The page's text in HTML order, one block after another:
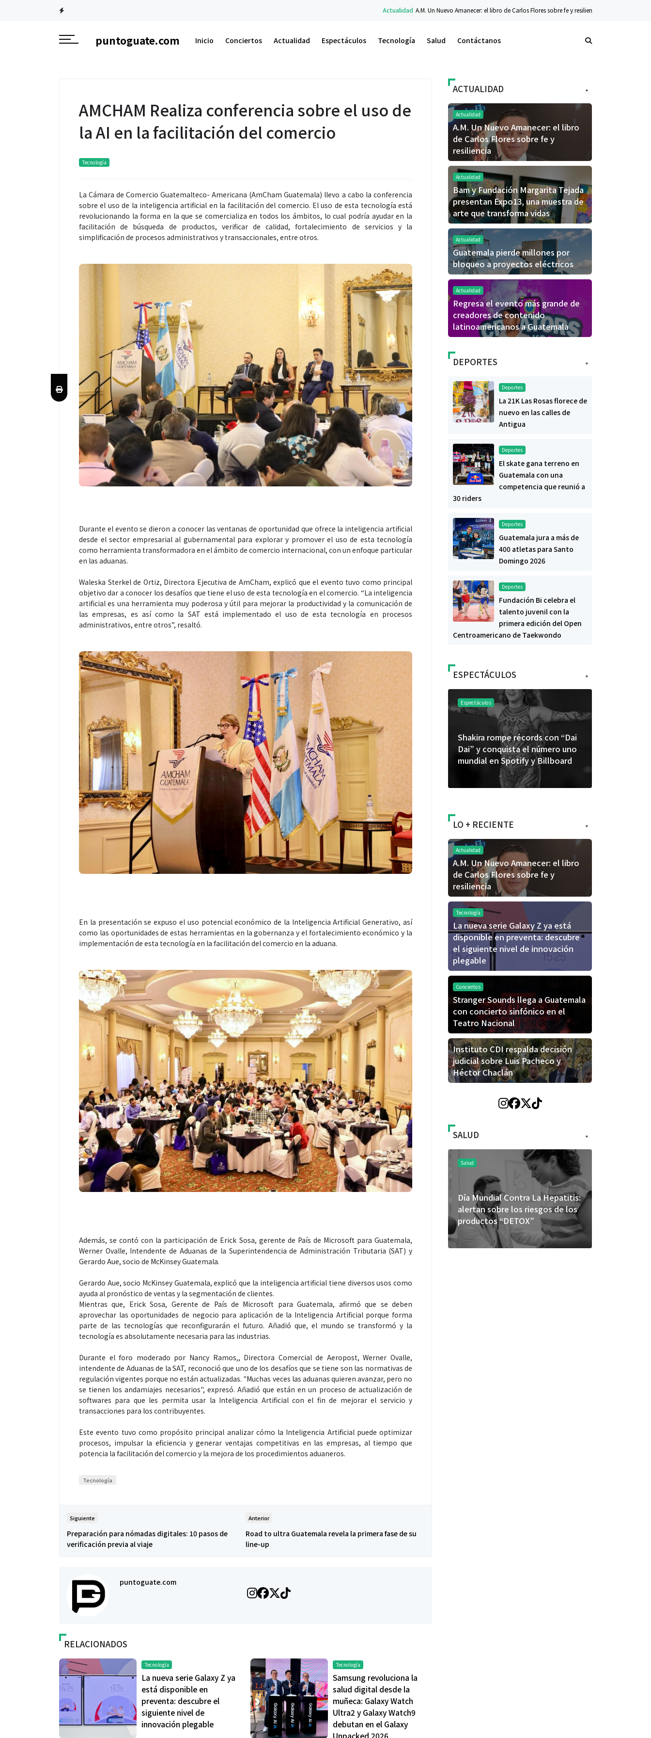
A.M. Un Nuevo Amanecer: el libro de Carlos Flores sobre fe y resiliencia Tecnología La nueva serie Galaxy Z ya
puntoguate.com Inicio Conciertos Actualidad Espectáculos Tecnología Salud Contáctanos
AMCHAM Realiza conferencia sobre el uso de
la AI en la facilitación del comercio
Tecnología
La Cámara de Comercio Guatemalteco- Americana (AmCham Guatemala) llevo a cabo la conferencia
sobre el uso de la inteligencia artificial en la facilitación del comercio. El uso de esta tecnología está
revolucionando la forma en la que se comercializa en todos los ámbitos, lo cual podría ayudar en la
facilitación de búsqueda de productos, verificar de calidad, fortalecimiento de servicios y la
simplificación de procesos administrativos y transaccionales, entre otros.
Durante el evento se dieron a conocer las ventanas de oportunidad que ofrece la inteligencia artificial
desde el sector empresarial al gubernamental para explorar y promover el uso de esta tecnología
como herramienta transformadora en el ámbito de comercio internacional, con un enfoque particular
en las aduanas.
Waleska Sterkel de Ortiz, Directora Ejecutiva de AmCham, explicó que el evento tuvo como principal
objetivo dar a conocer los desafíos que tiene el uso de esta tecnología en el comercio. “La inteligencia
artificial es una herramienta muy poderosa y útil para mejorar la productividad y la comunicación de
las empresas, es así como la SAT está implementado el uso de esta tecnología en procesos
administrativos, entre otros”, resaltó.
En la presentación se expuso el uso potencial económico de la Inteligencia Artificial Generativo, así
como las oportunidades de estas herramientas en la gobernanza y el fortalecimiento económico y la
implementación de esta tecnología en la facilitación del comercio en la aduana.
Además, se contó con la participación de Erick Sosa, gerente de País de Microsoft para Guatemala,
Werner Ovalle, Intendente de Aduanas de la Superintendencia de Administración Tributaria (SAT) y
Gerardo Aue, socio de McKinsey Guatemala.
Gerardo Aue, socio McKinsey Guatemala, explicó que la inteligencia artificial tiene diversos usos como
ayuda al pronóstico de ventas y la segmentación de clientes.
Mientras que, Erick Sosa, Gerente de País de Microsoft para Guatemala, afirmó que se deben
aprovechar las oportunidades de negocio para aplicación de la Inteligencia Artificial porque forma
parte de las tecnologías que reconfigurarán el futuro. Añadió que, el mundo se transformó y la
tecnología es absolutamente necesaria para las industrias.
Durante el foro moderado por Nancy Ramos,, Directora Comercial de Aeropost, Werner Ovalle,
intendente de Aduanas de la SAT, reconoció que uno de los desafíos que se tiene son las normativas de
regulación vigentes porque no están actualizadas. "Muchas veces las aduanas quieren avanzar, pero no
se tienen los andamiajes necesarios", expresó. Añadió que están en un proceso de actualización de
softwares para que les permita usar la Inteligencia Artificial con el fin de mejorar el servicio y
transacciones para los contribuyentes.
Este evento tuvo como propósito principal analizar cómo la Inteligencia Artificial puede optimizar
procesos, impulsar la eficiencia y generar ventajas competitivas en las empresas, al tiempo que
potencia la facilitación del comercio y la mejora de los procedimientos aduaneros.
Tecnología
Siguiente
Preparación para nómadas digitales: 10 pasos de
verificación previa al viaje
Anterior
Road to ultra Guatemala revela la primera fase de su
line-up
puntoguate.com
RELACIONADOS
Tecnología
La nueva serie Galaxy Z ya
está disponible en
preventa: descubre el
siguiente nivel de
innovación plegable
Tecnología
Samsung revoluciona la
salud digital desde la
muñeca: Galaxy Watch
Ultra2 y Galaxy Watch9
debutan en el Galaxy
Unpacked 2026
+
ACTUALIDAD
Actualidad
A.M. Un Nuevo Amanecer: el libro
de Carlos Flores sobre fe y
resiliencia
Actualidad
Bam y Fundación Margarita Tejada
presentan Expo13, una muestra de
arte que transforma vidas
Actualidad
Guatemala pierde millones por
bloqueo a proyectos eléctricos
Actualidad
Regresa el evento más grande de
creadores de contenido
latinoamericanos a Guatemala
+
DEPORTES
Deportes
La 21K Las Rosas florece de
nuevo en las calles de
Antigua
Deportes
El skate gana terreno en
Guatemala con una
competencia que reunió a
30 riders
Deportes
Guatemala jura a más de
400 atletas para Santo
Domingo 2026
Deportes
Fundación Bi celebra el
talento juvenil con la
primera edición del Open
Centroamericano de Taekwondo
+
ESPECTÁCULOS
Espectáculos
“Donde quiera que estés” el
primer capítulo del universo de
“FRAGMENTOS” su próximo
álbum de estudio
Shakira rompe récords con “Dai
Dai” y conquista el número uno
mundial en Spotify y Billboard
Espectáculos
La marimba une generaciones: el
46.º Festival de Marimba Paiz
transforma la tradición en un
espectáculo para todos
“Donde quiera que estés” el
primer capítulo del universo de
“FRAGMENTOS” su próximo
álbum de estudio
+
LO + RECIENTE
Actualidad
A.M. Un Nuevo Amanecer: el libro
de Carlos Flores sobre fe y
resiliencia
Tecnología
La nueva serie Galaxy Z ya está
disponible en preventa: descubre
el siguiente nivel de innovación
plegable
Conciertos
Stranger Sounds llega a Guatemala
con concierto sinfónico en el
Teatro Nacional
Instituto CDI respalda decisión
judicial sobre Luis Pacheco y
Héctor Chaclán
+
SALUD
Salud
El cuidado de la piel va
más allá del rostro: cada
merece una atención
Salud
Día Mundial Contra La Hepatitis:
alertan sobre los riesgos de los
productos “DETOX”
Salud
Salud